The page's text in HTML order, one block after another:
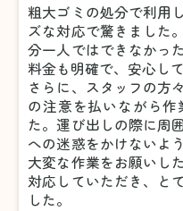
粗大ゴミの処分で利用
ズな対応で驚きました
分一人ではできなかっ
料金も明確で、安心し
さらに、スタッフの方
の注意を払いながら
た。運び出しの際に周
への迷惑をかけないよ
大変な作業をお願いし
対応していただき、と
した。